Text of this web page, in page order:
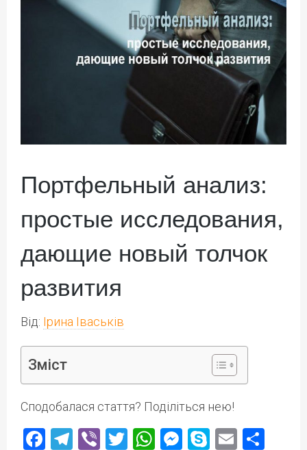
Портфельный анализ:
простые исследования,
дающие новый толчок
развития
Від: Ірина Іваськів
Зміст
Сподобалася стаття? Поділіться нею!
Facebook
Telegram
ViberTwitter
WhatsApp
Messenger
Skype
Email